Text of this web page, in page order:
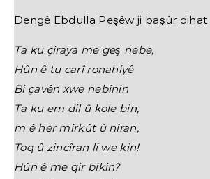
Dengê Ebdulla Peşêw ji başûr
Ta ku çiraya me geş nebe,
Hûn ê tu carî ronahiyê
Bi çavên xwe nebînin
Ta ku em dil û kole bin,
m ê her mirkût û nîran,
Toq û zincîran li we kin!
Hûn ê me qir bikin?